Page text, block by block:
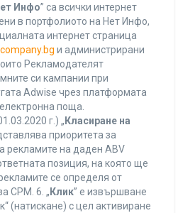
Инфо” са всички интернет
в портфолиото на Нет Инфо,
интернет страница
и администрирани
Рекламодателят
си кампании при
Adwise чрез платформата
поща.
г.) „ Класиране на
приоритета за
рекламите на даден ABV
позиция, на която ще
се определя от
CPM. 6. „ Клик” е извършване
(натискане) с цел активиране